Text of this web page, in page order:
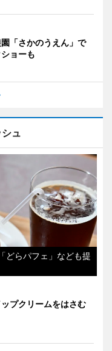
「さかのうえん」で
ョーも
ュ
どらパフェ」なども提
プクリームをはさむ